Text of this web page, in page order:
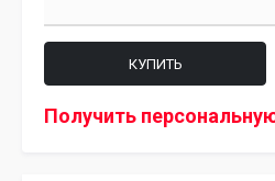
КУПИТЬ
Получить